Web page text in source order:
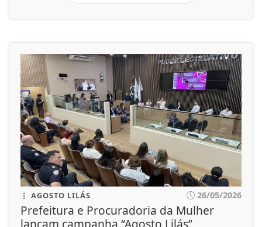
AGOSTO LILÁS 26/05/2026
Prefeitura e Procuradoria da Mulher
lançam campanha “Agosto Lilás”